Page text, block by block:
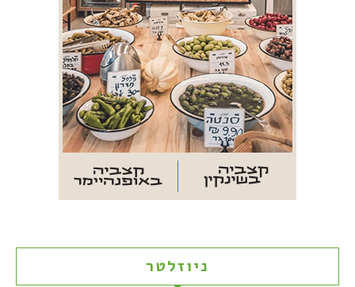
ניוזלטר